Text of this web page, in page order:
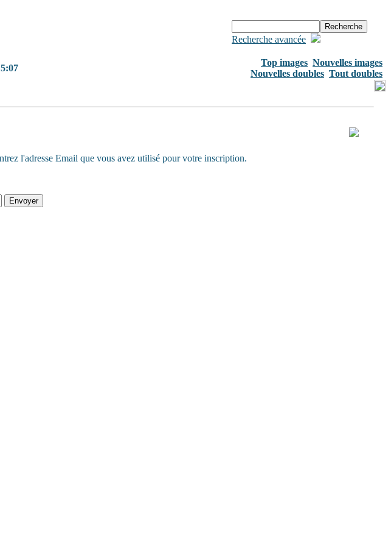
Recherche avancée
Top images Nouvelles images
Nouvelles doubles Tout doubles
l'adresse Email que vous avez utilisé pour votre inscription.